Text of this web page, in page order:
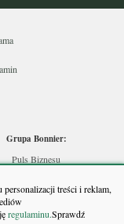
treści i reklam,
regulaminu.Sprawdź
Grupa Bonnier:
Puls Biznesu
Puls Medycyny
Monitor Firm